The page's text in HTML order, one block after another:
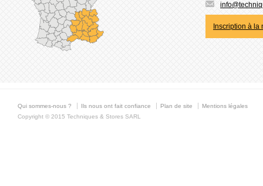
Inscription à la
Qui sommes-nous ? Ils nous ont fait confiance Plan de site
Mentions légales
Copyright © 2015 Techniques & Stores SARL